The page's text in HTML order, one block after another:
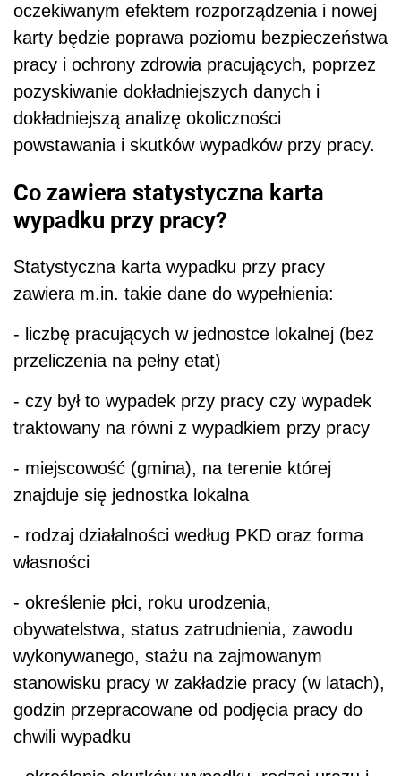
oczekiwanym efektem rozporządzenia i nowej
karty będzie poprawa poziomu bezpieczeństwa
pracy i ochrony zdrowia pracujących, poprzez
pozyskiwanie dokładniejszych danych i
dokładniejszą analizę okoliczności
powstawania i skutków wypadków przy pracy.
Co zawiera statystyczna karta
wypadku przy pracy?
Statystyczna karta wypadku przy pracy
zawiera m.in. takie dane do wypełnienia:
- liczbę pracujących w jednostce lokalnej (bez
przeliczenia na pełny etat)
- czy był to wypadek przy pracy czy wypadek
traktowany na równi z wypadkiem przy pracy
- miejscowość (gmina), na terenie której
znajduje się jednostka lokalna
- rodzaj działalności według PKD oraz forma
własności
- określenie płci, roku urodzenia,
obywatelstwa, status zatrudnienia, zawodu
wykonywanego, stażu na zajmowanym
stanowisku pracy w zakładzie pracy (w latach),
godzin przepracowane od podjęcia pracy do
chwili wypadku